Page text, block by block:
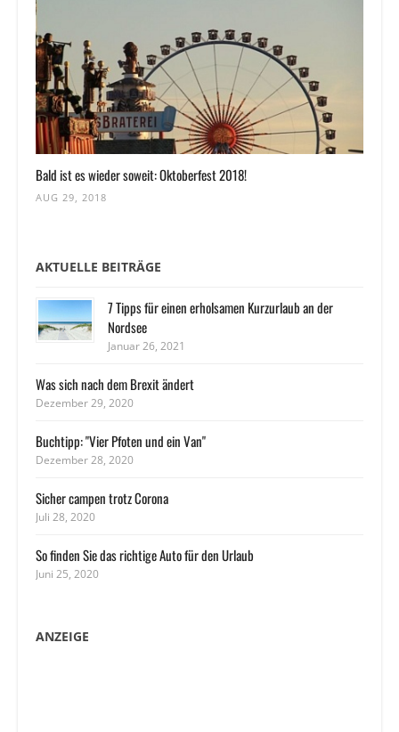
Bald ist es wieder soweit: Oktoberfest 2018!
AUG 29, 2018
AKTUELLE BEITRÄGE
7 Tipps für einen erholsamen Kurzurlaub an der
Nordsee
Januar 26, 2021
Was sich nach dem Brexit ändert
Dezember 29, 2020
Buchtipp: "Vier Pfoten und ein Van"
Dezember 28, 2020
Sicher campen trotz Corona
Juli 28, 2020
So finden Sie das richtige Auto für den Urlaub
Juni 25, 2020
ANZEIGE